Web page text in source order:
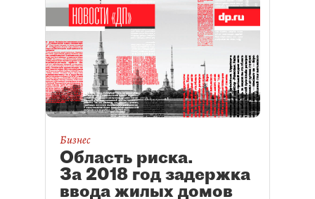
Бизнес
Область риска.
За 2018 год задержка
ввода жилых домов